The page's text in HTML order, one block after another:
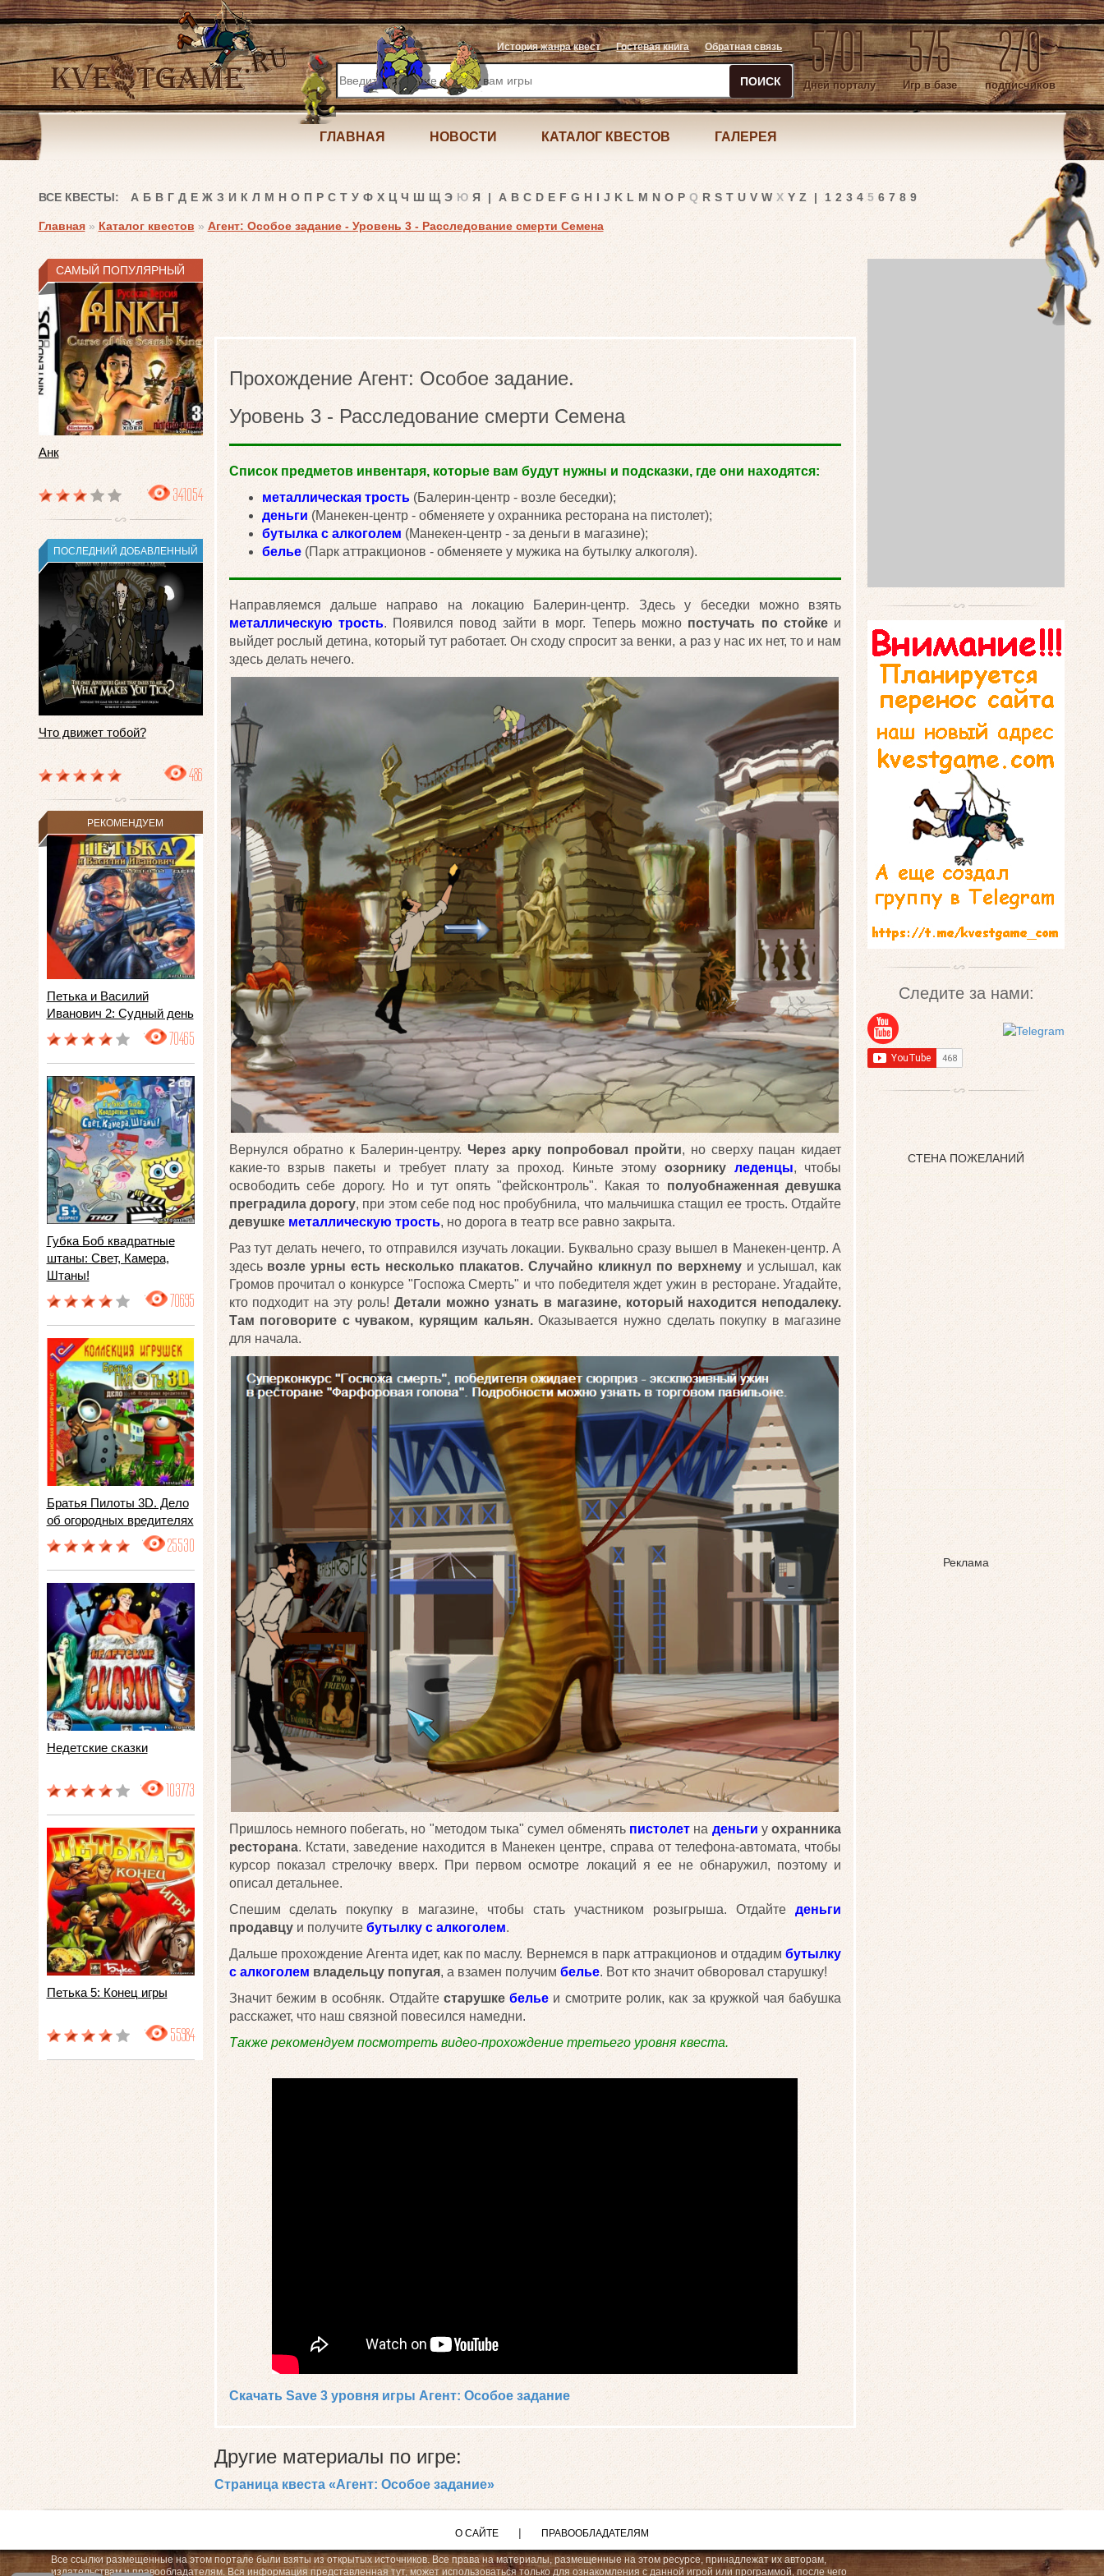
История жанра квест Гостевая книга Обратная связь
ПОИСК 5701
Дней порталу 575
Игр в базе 270
подписчиков
ГЛАВНАЯ НОВОСТИ КАТАЛОГ КВЕСТОВ ГАЛЕРЕЯ
ВСЕ КВЕСТЫ: А Б В Г Д Е Ж З И К Л М Н О П Р С Т У Ф Х Ц Ч Ш Щ Э Ю Я | A B C D E F G H I J K L M N O P Q R S T U V W X Y Z | 1 2 3 4 5 6 7 8 9
Главная » Каталог квестов » Агент: Особое задание - Уровень 3 - Расследование смерти Семена
САМЫЙ ПОПУЛЯРНЫЙ
Анк
341054
ПОСЛЕДНИЙ ДОБАВЛЕННЫЙ
Что движет тобой?
486
РЕКОМЕНДУЕМ
Петька и Василий
Иванович 2: Судный день
70465
Губка Боб квадратные
штаны: Свет, Камера,
Штаны!
70695
Братья Пилоты 3D. Дело
об огородных вредителях
25530
Недетские сказки
103773
Петька 5: Конец игры
55984
Прохождение Агент: Особое задание.
Уровень 3 - Расследование смерти Семена
Список предметов инвентаря, которые вам будут нужны и подсказки, где они находятся:
металлическая трость(Балерин-центр - возле беседки);
деньги(Манекен-центр - обменяете у охранника ресторана на пистолет);
бутылка с алкоголем (Манекен-центр - за деньги в магазине);
белье(Парк аттракционов - обменяете у мужика на бутылку алкоголя).
Направляемся дальше направо на локацию Балерин-центр. Здесь у беседки можно взять
металлическую трость. Появился повод зайти в морг. Теперь можно постучать по стойке и
выйдет рослый детина, который тут работает. Он сходу спросит за венки, а раз у нас их нет, то и нам
здесь делать нечего.
Вернулся обратно к Балерин-центру.Через арку попробовал пройти, но сверху пацан кидает
какие-то взрыв пакеты и требует плату за проход. Киньте этомуозорнику леденцы, чтобы
освободить себе дорогу. Но и тут опять "фейсконтроль". Какая то полуобнаженная девушка
преградила дорогу, при этом себе под нос пробубнила, что мальчишка стащил ее трость. Отдайте
девушке металлическую трость, но дорога в театр все равно закрыта.
Раз тут делать нечего, то отправился изучать локации. Буквально сразу вышел в Манекен-центр. А
здесь возле урны есть несколько плакатов. Случайно кликнул по верхнемуи услышал, как
Громов прочитал о конкурсе "Госпожа Смерть" и что победителя ждет ужин в ресторане. Угадайте,
кто подходит на эту роль!Детали можно узнать в магазине, который находится неподалеку.
Там поговорите с чуваком, курящим кальян.Оказывается нужно сделать покупку в магазине
для начала.
Пришлось немного побегать, но "методом тыка" сумел обменять пистолет на деньги уохранника
ресторана. Кстати, заведение находится в Манекен центре, справа от телефона-автомата, чтобы
курсор показал стрелочку вверх. При первом осмотре локаций я ее не обнаружил, поэтому и
описал детальнее.
Спешим сделать покупку в магазине, чтобы стать участником розыгрыша. Отдайтеденьги
продавцуи получите бутылку с алкоголем.
Дальше прохождение Агента идет, как по маслу. Вернемся в парк аттракционов и отдадимбутылку
с алкоголем владельцу попугая, а взамен получим белье. Вот кто значит обворовал старушку!
Значит бежим в особняк. Отдайте старушкебелье и смотрите ролик, как за кружкой чая бабушка
расскажет, что наш связной повесился намедни.
Также рекомендуем посмотреть видео-прохождение третьего уровня квеста.
Скачать Save 3 уровня игры Агент: Особое задание
Другие материалы по игре:
Страница квеста «Агент: Особое задание»
Следите за нами:
СТЕНА ПОЖЕЛАНИЙ
Реклама
О САЙТЕ | ПРАВООБЛАДАТЕЛЯМ
Все ссылки размещенные на этом портале были взяты из открытых источников. Все права на материалы, размещенные на этом ресурсе, принадлежат их авторам,
издательствам и правообладателям. Вся информация представленная тут, может использоваться только для ознакомления с данной игрой или программой, после чего